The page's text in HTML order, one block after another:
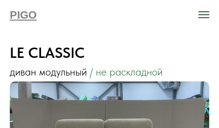
PIGO
LE CLASSIC
диван модульный / не раскладной